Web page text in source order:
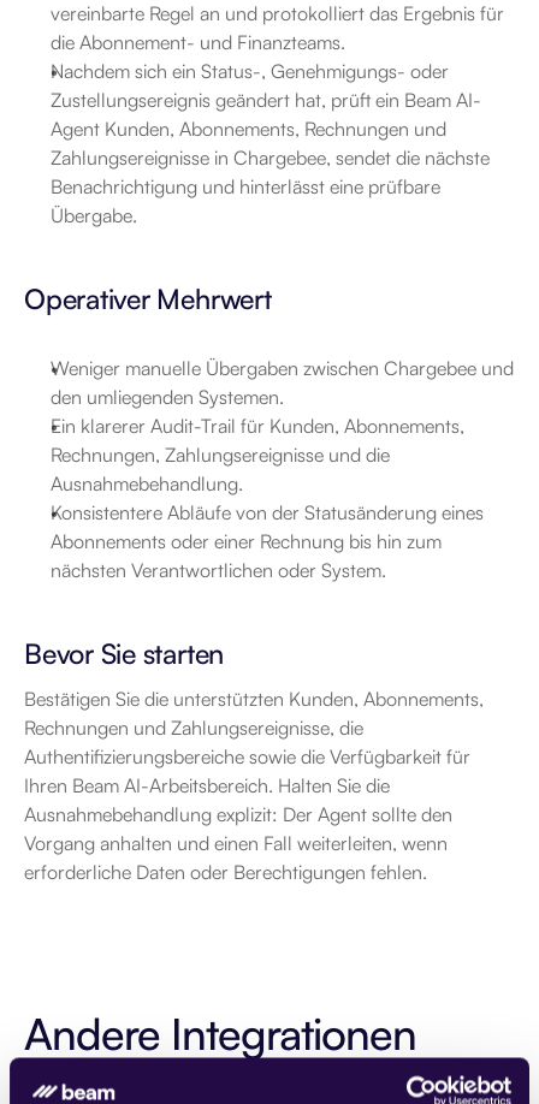
vereinbarte Regel an und protokolliert das Ergebnis für
die Abonnement- und Finanzteams.
Nachdem sich ein Status-, Genehmigungs- oder
Zustellungsereignis geändert hat, prüft ein Beam AI-
Agent Kunden, Abonnements, Rechnungen und
Zahlungsereignisse in Chargebee, sendet die nächste
Benachrichtigung und hinterlässt eine prüfbare
Übergabe.
Operativer Mehrwert
Weniger manuelle Übergaben zwischen Chargebee und
den umliegenden Systemen.
Ein klarerer Audit-Trail für Kunden, Abonnements,
Rechnungen, Zahlungsereignisse und die
Ausnahmebehandlung.
Konsistentere Abläufe von der Statusänderung eines
Abonnements oder einer Rechnung bis hin zum
nächsten Verantwortlichen oder System.
Bevor Sie starten
Bestätigen Sie die unterstützten Kunden, Abonnements,
Rechnungen und Zahlungsereignisse, die
Authentifizierungsbereiche sowie die Verfügbarkeit für
Ihren Beam AI-Arbeitsbereich. Halten Sie die
Ausnahmebehandlung explizit: Der Agent sollte den
Vorgang anhalten und einen Fall weiterleiten, wenn
erforderliche Daten oder Berechtigungen fehlen.
Andere Integrationen
Entdecken Sie unsere anderen AI-Agent-Integrationen